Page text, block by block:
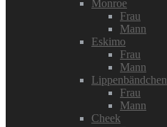
Monroe
Frau
Mann
Eskimo
Frau
Mann
Lippenbändchen
Frau
Mann
Cheek